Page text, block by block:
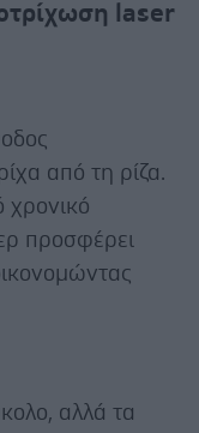
laser
από τη ρίζα.
χρονικό
προσφέρει
αλλά τα